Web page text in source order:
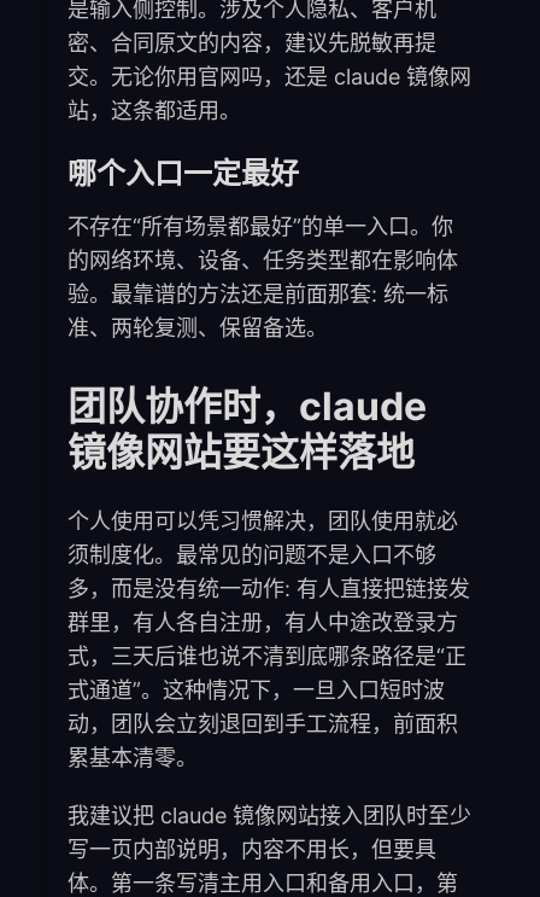
是输入侧控制。涉及个人隐私、客户机
密、合同原文的内容，建议先脱敏再提
交。无论你用官网吗，还是 claude 镜像网
站，这条都适用。
哪个入口一定最好
不存在“所有场景都最好”的单一入口。你
的网络环境、设备、任务类型都在影响体
验。最靠谱的方法还是前面那套: 统一标
准、两轮复测、保留备选。
团队协作时，claude
镜像网站要这样落地
个人使用可以凭习惯解决，团队使用就必
须制度化。最常见的问题不是入口不够
多，而是没有统一动作: 有人直接把链接发
群里，有人各自注册，有人中途改登录方
式，三天后谁也说不清到底哪条路径是“正
式通道”。这种情况下，一旦入口短时波
动，团队会立刻退回到手工流程，前面积
累基本清零。
我建议把 claude 镜像网站接入团队时至少
写一页内部说明，内容不用长，但要具
体。第一条写清主用入口和备用入口，第